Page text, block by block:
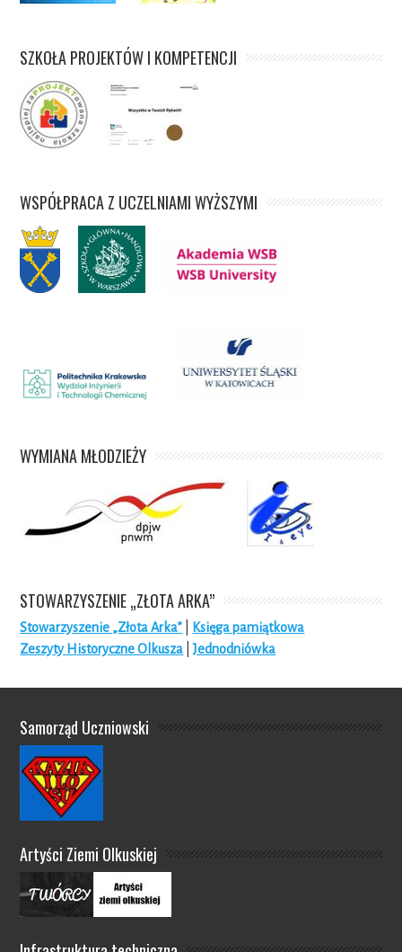
SZKOŁA PROJEKTÓW I KOMPETENCJI
WSPÓŁPRACA Z UCZELNIAMI WYŻSZYMI
WYMIANA MŁODZIEŻY
STOWARZYSZENIE „ZŁOTA ARKA”
Stowarzyszenie „Złota Arka”
Księga pamiątkowa
Zeszyty Historyczne Olkusza |Jednodniówka
Samorząd Uczniowski
Artyści Ziemi Olkuskiej